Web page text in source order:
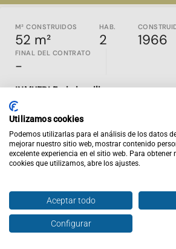
M² CONSTRUIDOS
52 m²
HAB.
2 1966
FINAL DEL CONTRATO
-
INMUEBLE sin inquilino
Propiedad construida en el 1966 en
un piso en la quinta planta,
útiles, distribuidos en salón-comedor,
1 baño. Sin calefacción, con split frio/
ITE en proceso
Inviertis es la web de inversión
Eninviertispro.compuedes ver y
rentabilidad en todo el país. Todos
son en EXCLUSIVA y están alquilados
Utilizamos cookies
Podemos utilizarlas para el análisis de los datos
mejorar nuestro sitio web, mostrar contenido
excelente experiencia en el sitio web. Para
cookies que utilizamos, abre los ajustes.
Aceptar todo
Configurar